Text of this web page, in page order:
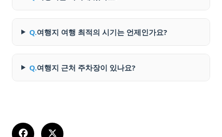
Q.여행지 여행 최적의 시기는 언제인가요?
Q.여행지 근처 주차장이 있나요?